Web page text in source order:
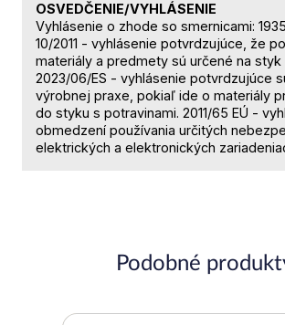
OSVEDČENIE/VYHLÁSENIE
Vyhlásenie o zhode so smernicami:
10/2011 - vyhlásenie potvrdzujúce, že
materiály a predmety sú určené na styk
2023/06/ES - vyhlásenie potvrdzujúce
výrobnej praxe, pokiaľ ide o materiály
do styku s potravinami. 2011/65 EÚ -
obmedzení používania určitých
elektrických a elektronických
Podobné